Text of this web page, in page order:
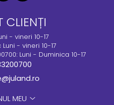
CLIENȚI
- vineri 10-17
- vineri 10-17
Luni - Duminica 10-17
MEU